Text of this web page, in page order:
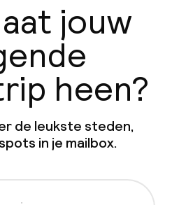
jouw
heen?
de leukste steden,
in je mailbox.